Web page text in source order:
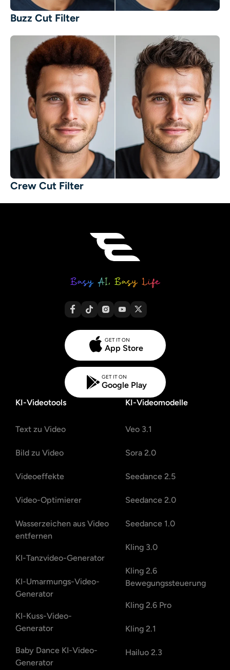
Buzz Cut Filter
Crew Cut Filter
GET IT ON
App Store
GET IT ON
Google Play
KI-Videotools
Text zu Video
Bild zu Video
Videoeffekte
Video-Optimierer
Wasserzeichen aus Video
entfernen
KI-Tanzvideo-Generator
KI-Umarmungs-Video-
Generator
KI-Kuss-Video-
Generator
Baby Dance KI-Video-
Generator
KI-Videomodelle
Veo 3.1
Sora 2.0
Seedance 2.5
Seedance 2.0
Seedance 1.0
Kling 3.0
Kling 2.6
Bewegungssteuerung
Kling 2.6 Pro
Kling 2.1
Hailuo 2.3